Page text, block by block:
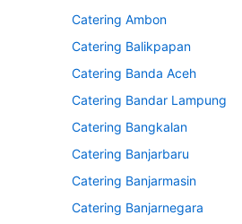
Catering Ambon
Catering Balikpapan
Catering Banda Aceh
Catering Bandar Lampung
Catering Bangkalan
Catering Banjarbaru
Catering Banjarmasin
Catering Banjarnegara